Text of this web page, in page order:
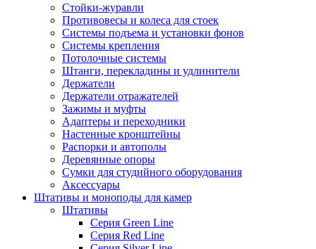
Стойки-журавли
Противовесы и колеса для стоек
Системы подъема и установки фонов
Системы крепления
Потолочные системы
Штанги, перекладины и удлинители
Держатели
Держатели отражателей
Зажимы и муфты
Адаптеры и переходники
Настенные кронштейны
Распорки и автополы
Деревянные опоры
Сумки для студийного оборудования
Аксессуары
Штативы и моноподы для камер
Штативы
Серия Green Line
Серия Red Line